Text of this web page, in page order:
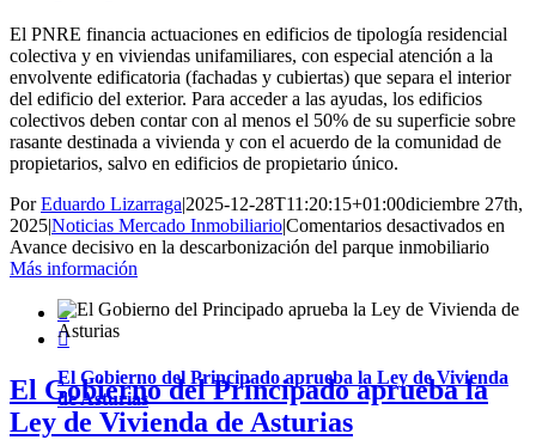
El PNRE financia actuaciones en edificios de tipología residencial
colectiva y en viviendas unifamiliares, con especial atención a la
envolvente edificatoria (fachadas y cubiertas) que separa el interior
del edificio del exterior. Para acceder a las ayudas, los edificios
colectivos deben contar con al menos el 50% de su superficie sobre
rasante destinada a vivienda y con el acuerdo de la comunidad de
propietarios, salvo en edificios de propietario único.
PorEduardo Lizarraga|2025-12-28T11:20:15+01:00diciembre 27th,
2025|Noticias Mercado Inmobiliario|Comentarios desactivados en
Avance decisivo en la descarbonización del parque inmobiliario
Más información
El Gobierno del Principado aprueba la Ley de Vivienda
de Asturias


El Gobierno del Principado aprueba la
Ley de Vivienda de Asturias